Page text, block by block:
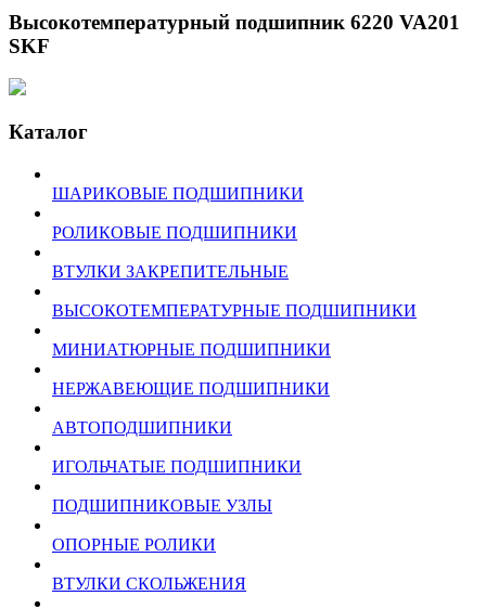
Высокотемпературный подшипник 6220 VA201
SKF
Каталог
ШАРИКОВЫЕ ПОДШИПНИКИ
РОЛИКОВЫЕ ПОДШИПНИКИ
ВТУЛКИ ЗАКРЕПИТЕЛЬНЫЕ
ВЫСОКОТЕМПЕРАТУРНЫЕ ПОДШИПНИКИ
МИНИАТЮРНЫЕ ПОДШИПНИКИ
НЕРЖАВЕЮЩИЕ ПОДШИПНИКИ
АВТОПОДШИПНИКИ
ИГОЛЬЧАТЫЕ ПОДШИПНИКИ
ПОДШИПНИКОВЫЕ УЗЛЫ
ОПОРНЫЕ РОЛИКИ
ВТУЛКИ СКОЛЬЖЕНИЯ